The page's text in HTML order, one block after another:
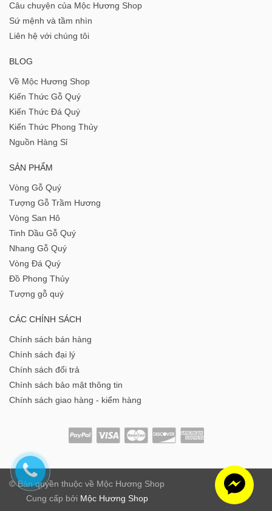
Câu chuyện của Mộc Hương Shop
Sứ mệnh và tầm nhìn
Liên hệ với chúng tôi
BLOG
Về Mộc Hương Shop
Kiến Thức Gỗ Quý
Kiến Thức Đá Quý
Kiến Thức Phong Thủy
Nguồn Hàng Sỉ
SẢN PHẨM
Vòng Gỗ Quý
Tượng Gỗ Trầm Hương
Vòng San Hô
Tinh Dầu Gỗ Quý
Nhang Gỗ Quý
Vòng Đá Quý
Đồ Phong Thủy
Tượng gỗ quý
CÁC CHÍNH SÁCH
Chính sách bán hàng
Chính sách đại lý
Chính sách đổi trả
Chính sách bảo mật thông tin
Chính sách giao hàng - kiểm hàng
© Bản quyền thuộc về Mộc Hương Shop
Cung cấp bởi Mộc Hương Shop